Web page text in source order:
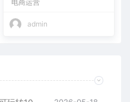
电商运营
admin